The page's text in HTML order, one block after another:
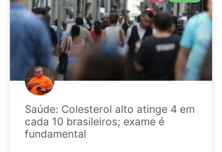
Saúde: Colesterol alto atinge 4 em
cada 10 brasileiros; exame é
fundamental